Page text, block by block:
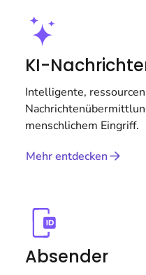
KI-
Intelligente,
menschlichem Eingriff.
Mehr entdecken
Absender